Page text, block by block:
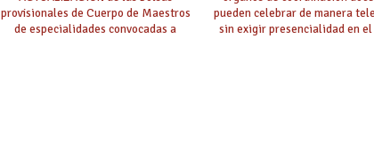
provisionales de Cuerpo de Maestros
de especialidades convocadas a
pueden celebrar de manera
sin exigir presencialidad en